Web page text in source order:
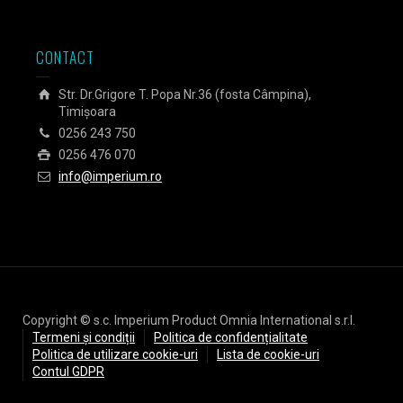
CONTACT
Str. Dr.Grigore T. Popa Nr.36 (fosta Câmpina),
Timișoara
0256 243 750
0256 476 070
info@imperium.ro
Copyright © s.c. Imperium Product Omnia International s.r.l.
Termeni și condiții
Politica de confidențialitate
Politica de utilizare cookie-uri
Lista de cookie-uri
Contul GDPR